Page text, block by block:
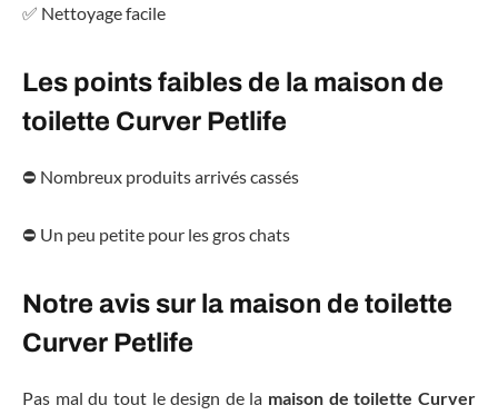
✅ Nettoyage facile
Les points faibles de la maison de
toilette Curver Petlife
⛔ Nombreux produits arrivés cassés
⛔ Un peu petite pour les gros chats
Notre avis sur la maison de toilette
Curver Petlife
Pas mal du tout le design de la maison de toilette Curver